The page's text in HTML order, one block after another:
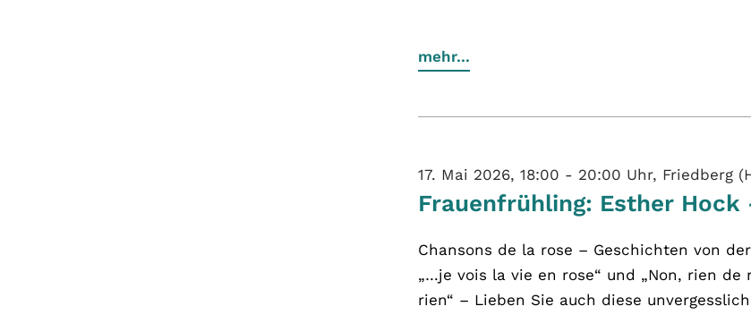
mehr...
17. Mai 2026, 18:00 - 20:00 Uhr, Friedberg
Frauenfrühling: Esther Hock
Chansons de la rose – Geschichten von der
„…je vois la vie en rose“ und „Non, rien de
rien“ – Lieben Sie auch diese